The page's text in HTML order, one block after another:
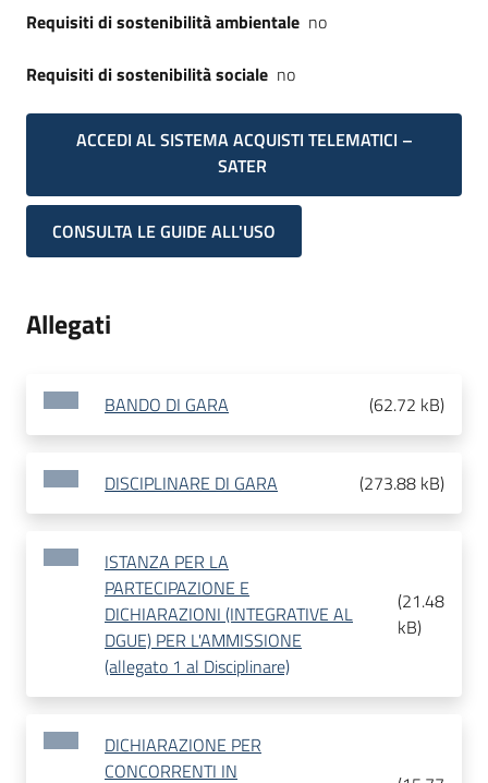
Requisiti di sostenibilità ambientale no
Requisiti di sostenibilità sociale no
ACCEDI AL SISTEMA ACQUISTI TELEMATICI –
SATER
CONSULTA LE GUIDE ALL'USO
Allegati
BANDO DI GARA (62.72 kB)
DISCIPLINARE DI GARA (273.88 kB)
ISTANZA PER LA
PARTECIPAZIONE E
DICHIARAZIONI (INTEGRATIVE AL
DGUE) PER L'AMMISSIONE
(allegato 1 al Disciplinare)
(21.48
kB)
DICHIARAZIONE PER
CONCORRENTI IN